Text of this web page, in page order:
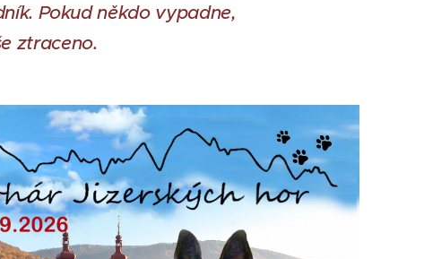
Pokud někdo vypadne,
ztraceno.